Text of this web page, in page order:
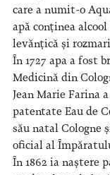
care a numit-o
apă conținea
levănțică și
În 1727 apa a fost
Medicină din
Jean Marie Farina
patentate Eau de
său natal Cologne
oficial al
În 1862 ia naștere